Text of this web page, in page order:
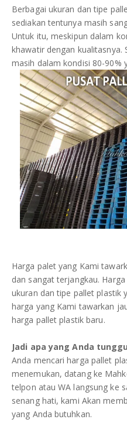
Berbagai ukuran dan tipe
sediakan tentunya masih
Untuk itu, meskipun dalam
khawatir dengan kualitasnya.
masih dalam kondisi 80-90%
Harga palet yang Kami
dan sangat terjangkau.
ukuran dan tipe pallet plastik
harga yang Kami tawarkan
harga pallet plastik baru.
Jadi apa yang Anda
Anda mencari harga pallet
menemukan, datang ke
telpon atau WA langsung ke
senang hati, kami Akan
yang Anda butuhkan.